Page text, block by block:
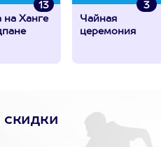
13
на Ханге
3
Чайная
церемония